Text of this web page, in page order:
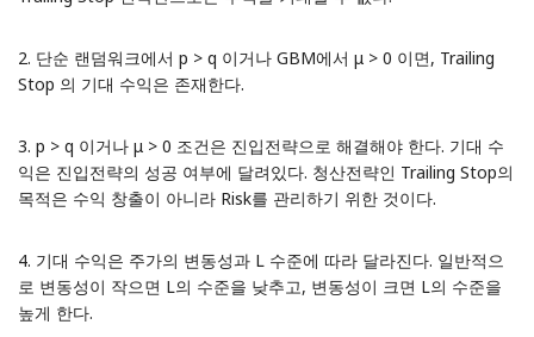
2. 단순 랜덤워크에서 p > q 이거나 GBM에서 μ > 0 이면, Trailing
Stop 의 기대 수익은 존재한다.
3. p > q 이거나 μ > 0 조건은 진입전략으로 해결해야 한다. 기대 수
익은 진입전략의 성공 여부에 달려있다. 청산전략인 Trailing Stop의
목적은 수익 창출이 아니라 Risk를 관리하기 위한 것이다.
4. 기대 수익은 주가의 변동성과 L 수준에 따라 달라진다. 일반적으
로 변동성이 작으면 L의 수준을 낮추고, 변동성이 크면 L의 수준을
높게 한다.